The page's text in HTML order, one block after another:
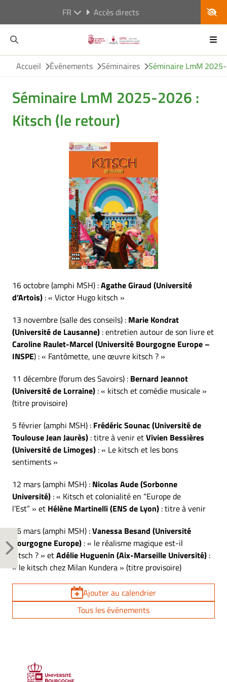
FR Accès directs
Accueil Événements Séminaires Séminaire LmM
Séminaire LmM 2025-2026 :
Kitsch (le retour)
16 octobre (amphi MSH) :Agathe Giraud (Université
d’Artois) : « Victor Hugo kitsch »
13 novembre (salle des conseils) : Marie Kondrat
(Université de Lausanne) : entretien autour de son livre et
Caroline Raulet-Marcel (Université Bourgogne Europe –
INSPE) : « Fantômette, une œuvre kitsch ? »
11 décembre (forum des Savoirs) : Bernard Jeannot
(Université de Lorraine) : « kitsch et comédie musicale »
(titre provisoire)
5 février (amphi MSH) : Frédéric Sounac (Université de
Toulouse Jean Jaurès) : titre à venir etVivien Bessières
(Université de Limoges) : « Le kitsch et les bons
sentiments »
12 mars (amphi MSH) : Nicolas Aude (Sorbonne
Université) : « Kitsch et colonialité en “Europe de
l’Est” » et Hélène Martinelli (ENS de Lyon) : titre à venir
26 mars (amphi MSH) :Vanessa Besand (Université
Bourgogne Europe) : « le réalisme magique est-il
kitsch ? » etAdélie Huguenin (Aix-Marseille Université) :
« le kitsch chez Milan Kundera » (titre provisoire)
Ajouter au calendrier
Tous les événements